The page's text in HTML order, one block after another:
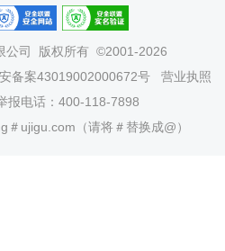
公司
版权所有 ©2001-2026
备案43019002000672号
营业执照
报电话：400-118-7898
ujigu.com（请将＃替换成@）